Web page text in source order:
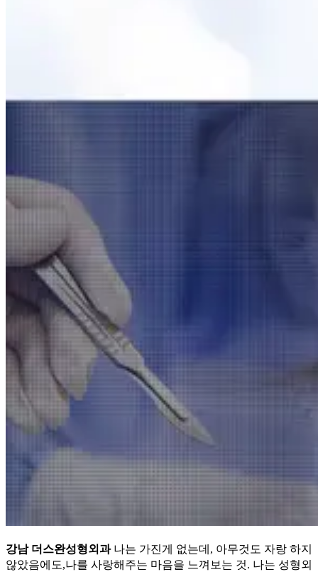
강남 더스완성형외과 나는 가진게 없는데, 아무것도 자랑 하지
않았음에도,나를 사랑해주는 마음을 느껴보는 것. 나는 성형외